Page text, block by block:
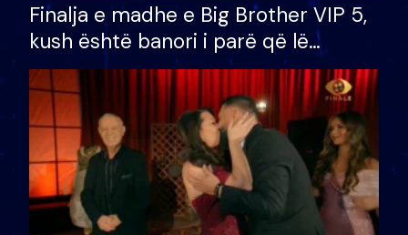
Finalja e madhe e Big Brother VIP 5,
kush është banori i parë që lë
shtëpinë dhe humb mundësinë për
të fituar çmimin e madh